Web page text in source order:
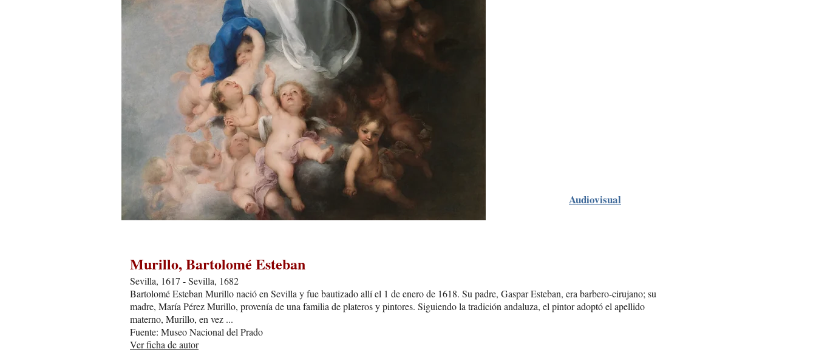
Audiovisual
Murillo, Bartolomé Esteban
Sevilla, 1617 - Sevilla, 1682
Bartolomé Esteban Murillo nació en Sevilla y fue bautizado allí el 1 de enero de 1618. Su padre, Gaspar Esteban, era barbero-cirujano; su
madre, María Pérez Murillo, provenía de una familia de plateros y pintores. Siguiendo la tradición andaluza, el pintor adoptó el apellido
materno, Murillo, en vez ...
Fuente: Museo Nacional del Prado
Ver ficha de autor